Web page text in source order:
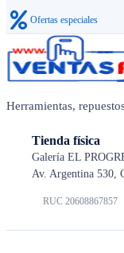
Ofertas especiales
Herramientas,
Tienda física
Galería EL
Av. Argentina 530,
RUC 20608867857